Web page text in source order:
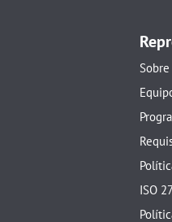
ISO